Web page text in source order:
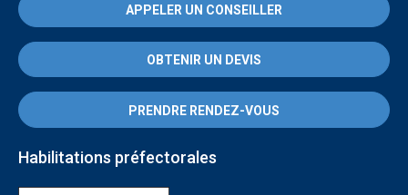
APPELER UN CONSEILLER
OBTENIR UN DEVIS
PRENDRE RENDEZ-VOUS
Habilitations préfectorales